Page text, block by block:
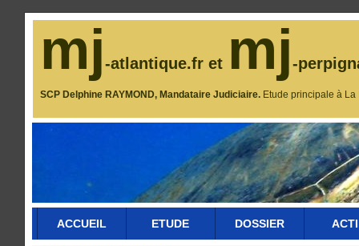
mj-atlantique.fr et mj-
SCP Delphine RAYMOND, Mandataire Judiciaire. Etude principale à
ACCUEIL ETUDE DOSSIER